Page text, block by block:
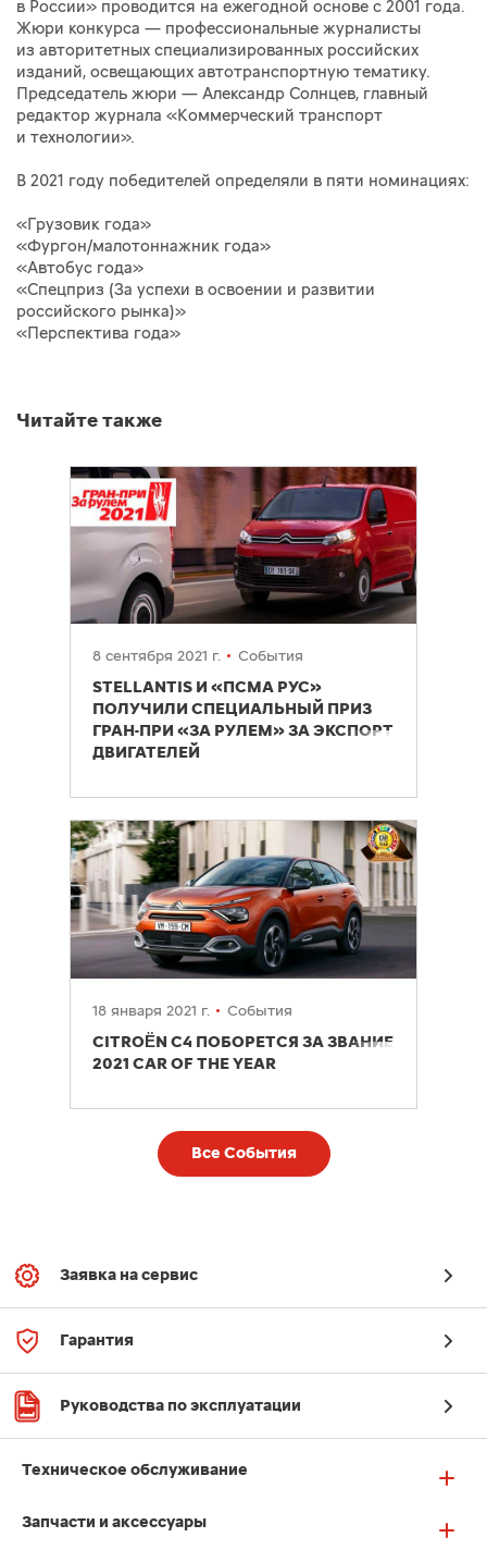
в России» проводится на ежегодной основе с 2001 года.
Жюри конкурса — профессиональные журналисты
из авторитетных специализированных российских
изданий, освещающих автотранспортную тематику.
Председатель жюри — Александр Солнцев, главный
редактор журнала «Коммерческий транспорт
и технологии».
В 2021 году победителей определяли в пяти номинациях:
«Грузовик года»
«Фургон/малотоннажник года»
«Автобус года»
«Спецприз (За успехи в освоении и развитии
российского рынка)»
«Перспектива года»
Читайте также
8 сентября 2021 г. События
STELLANTIS И «ПСМА РУС»
ПОЛУЧИЛИ СПЕЦИАЛЬНЫЙ ПРИЗ
ГРАН-ПРИ «ЗА РУЛЕМ» ЗА ЭКСПОРТ
ДВИГАТЕЛЕЙ
18 января 2021 г. События
CITROËN C4 ПОБОРЕТСЯ ЗА ЗВАНИЕ
2021 CAR OF THE YEAR
Все События
Заявка на сервис
Гарантия
Руководства по эксплуатации
Техническое обслуживание
Запчасти и аксессуары